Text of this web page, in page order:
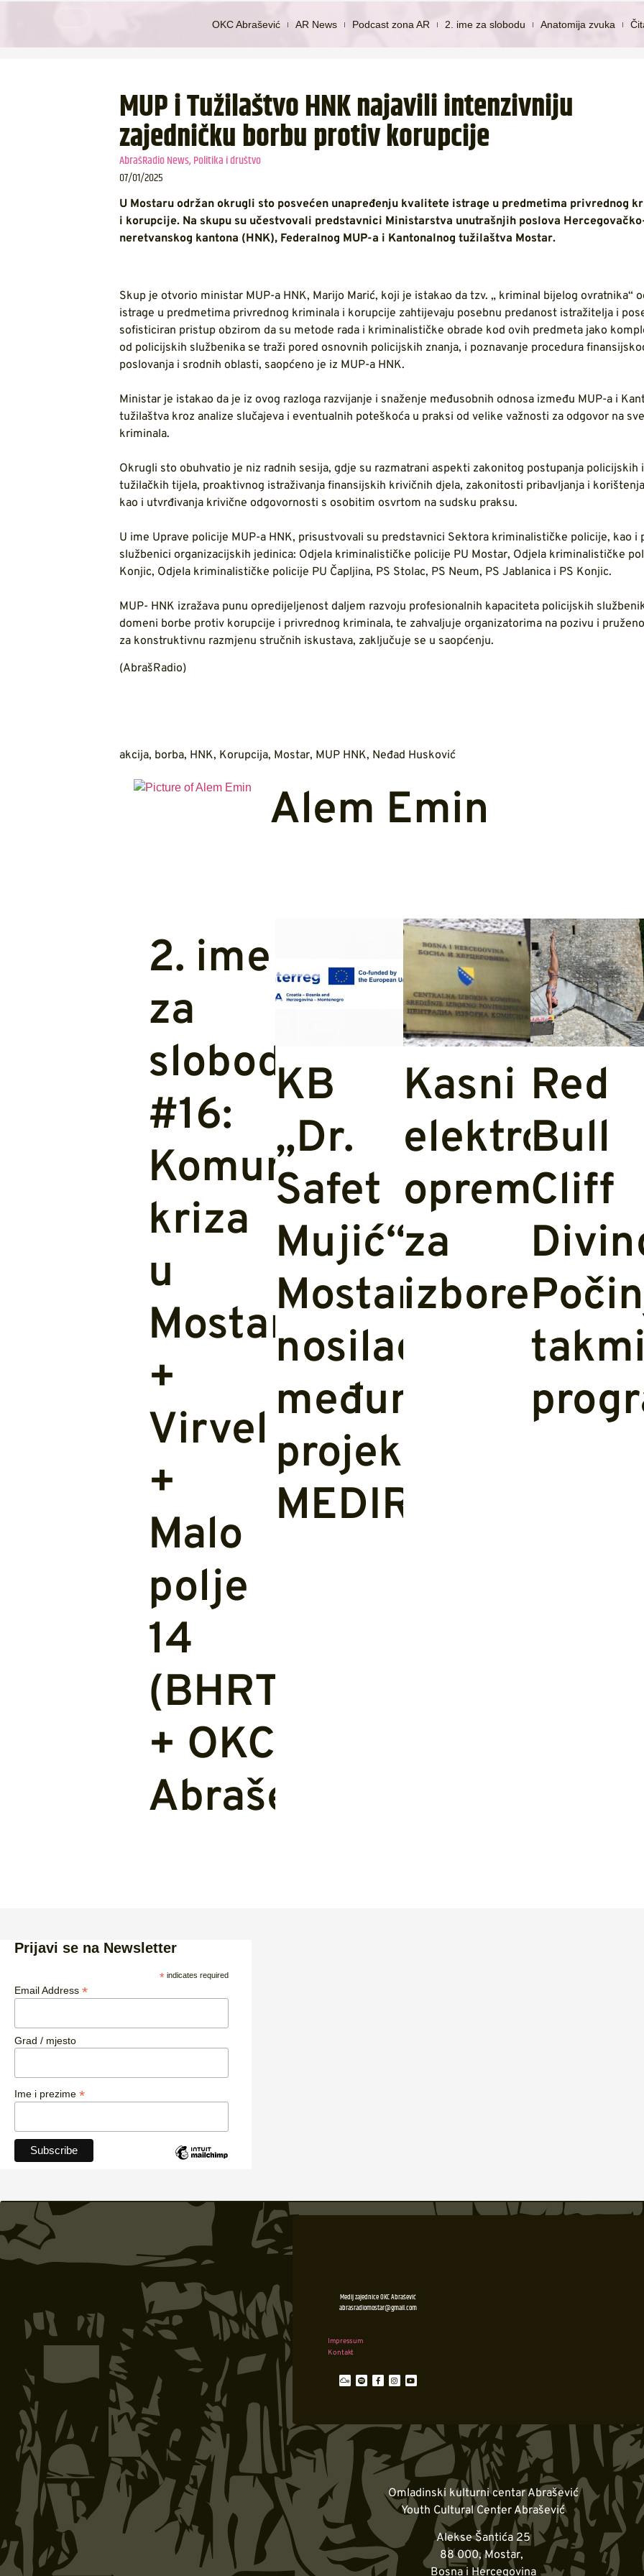
OKC Abrašević AR News Podcast zona AR 2. ime za slobodu Anatomija zvuka
MUP i Tužilaštvo HNK najavili intenzivniju
zajedničku borbu protiv korupcije
AbrašRadio News,Politika i društvo
07/01/2025
U Mostaru održan okrugli sto posvećen unapređenju kvalitete istrage u predmetima privrednog
i korupcije. Na skupu su učestvovali predstavnici Ministarstva unutrašnjih poslova
neretvanskog kantona (HNK), Federalnog MUP-a i Kantonalnog tužilaštva Mostar.
Skup je otvorio ministar MUP-a HNK, Marijo Marić, koji je istakao da tzv. „ kriminal bijelog ovratnika“
istrage u predmetima privrednog kriminala i korupcije zahtijevaju posebnu predanost istražitelja i
sofisticiran pristup obzirom da su metode rada i kriminalističke obrade kod ovih predmeta jako
od policijskih službenika se traži pored osnovnih policijskih znanja, i poznavanje procedura
poslovanja i srodnih oblasti, saopćeno je iz MUP-a HNK.
Ministar je istakao da je iz ovog razloga razvijanje i snaženje međusobnih odnosa između MUP-a i
tužilaštva kroz analize slučajeva i eventualnih poteškoća u praksi od velike važnosti za odgovor na
kriminala.
Okrugli sto obuhvatio je niz radnih sesija, gdje su razmatrani aspekti zakonitog postupanja policijskih i
tužilačkih tijela, proaktivnog istraživanja finansijskih krivičnih djela, zakonitosti pribavljanja i
kao i utvrđivanja krivične odgovornosti s osobitim osvrtom na sudsku praksu.
U ime Uprave policije MUP-a HNK, prisustvovali su predstavnici Sektora kriminalističke policije, kao i
službenici organizacijskih jedinica: Odjela kriminalističke policije PU Mostar, Odjela kriminalističke
Konjic, Odjela kriminalističke policije PU Čapljina, PS Stolac, PS Neum, PS Jablanica i PS Konjic.
MUP- HNK izražava punu opredijeljenost daljem razvoju profesionalnih kapaciteta policijskih
domeni borbe protiv korupcije i privrednog kriminala, te zahvaljuje organizatorima na pozivu i
za konstruktivnu razmjenu stručnih iskustava, zaključuje se u saopćenju.
(AbrašRadio)
akcija, borba, HNK, Korupcija, Mostar, MUP HNK, Neđad Husković
Alem Emin
2. ime
za
slobodu
#16:
Komunalna
kriza
u
Mostaru
+
Virvel
+
Malo
polje
14
(BHRT
+ OKC
Abrašević)
KB
„Dr.
Safet
Mujić“
Mostar
nosilac
međunarodnog
projekta
MEDIRADAR
Kasni
elektronska
oprema
za
izbore
Red
Bull
Cliff
Prijavi se na Newsletter
*indicates required
Email Address *
Grad / mjesto
Ime i prezime *
Medij zajednice OKC Abrašević
abrasradiomostar@gmail.com
Impressum
Kontakt
Omladinski kulturni centar Abrašević
Youth Cultural Center Abrašević
Alekse Šantića 25
88 000, Mostar,
Bosna i Hercegovina